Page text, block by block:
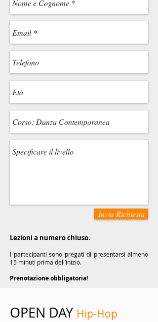
Invia Richiesta
Lezioni a numero chiuso.
I partecipanti sono pregati di presentarsi almeno
15 minuti prima dell’inizio.
Prenotazione obbligatoria!
OPEN DAY Hip-Hop